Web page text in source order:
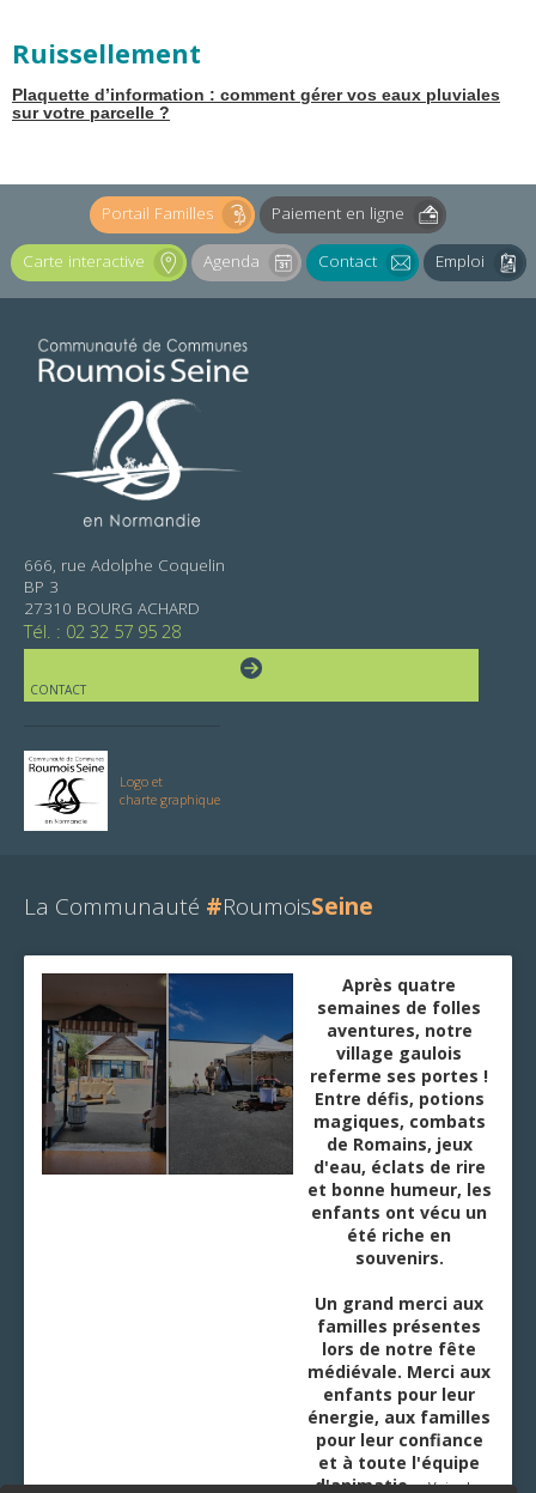
Ruissellement
Plaquette d’information : comment gérer vos eaux pluviales
sur votre parcelle ?
Portail Familles Paiement en ligne
Carte interactive Agenda Contact Emploi
666, rue Adolphe Coquelin
BP 3
27310 BOURG ACHARD
Tél. : 02 32 57 95 28
CONTACT
Logo et
charte graphique
La Communauté #RoumoisSeine
Après quatre
semaines de folles
aventures, notre
village gaulois
referme ses portes !
Entre défis, potions
magiques, combats
de Romains, jeux
d'eau, éclats de rire
et bonne humeur, les
enfants ont vécu un
été riche en
souvenirs.
Un grand merci aux
familles présentes
lors de notre fête
médiévale. Merci aux
enfants pour leur
énergie, aux familles
pour leur confiance
et à toute l'équipe
d'animatio ...Voir plus